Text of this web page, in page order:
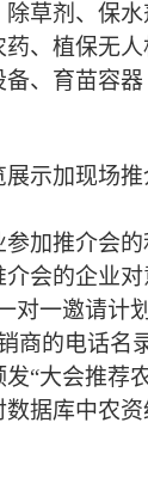
除草剂、保水
药、 植保无人
备、 育苗容器
示加现场
加推介会
会的企业对
对一邀请计
商的电话名录
发“大会推荐
据库中农资